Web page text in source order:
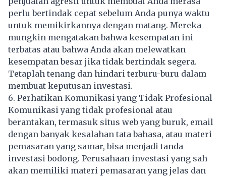
perlu bertindak cepat sebelum Anda punya waktu
untuk memikirkannya dengan matang. Mereka
mungkin mengatakan bahwa kesempatan ini
terbatas atau bahwa Anda akan melewatkan
kesempatan besar jika tidak bertindak segera.
Tetaplah tenang dan hindari terburu-buru dalam
membuat keputusan investasi.
6. Perhatikan Komunikasi yang Tidak Profesional
Komunikasi yang tidak profesional atau
berantakan, termasuk situs web yang buruk, email
dengan banyak kesalahan tata bahasa, atau materi
pemasaran yang samar, bisa menjadi tanda
investasi bodong. Perusahaan investasi yang sah
akan memiliki materi pemasaran yang jelas dan